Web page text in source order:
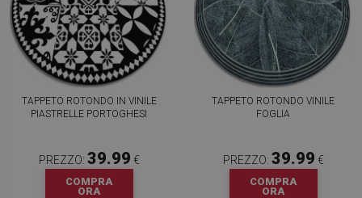
TAPPETO ROTONDO IN VINILE
PIASTRELLE PORTOGHESI
PREZZO: 39.99 €
COMPRA
ORA
TAPPETO ROTONDO VINILE
FOGLIA
PREZZO: 39.99 €
COMPRA
ORA